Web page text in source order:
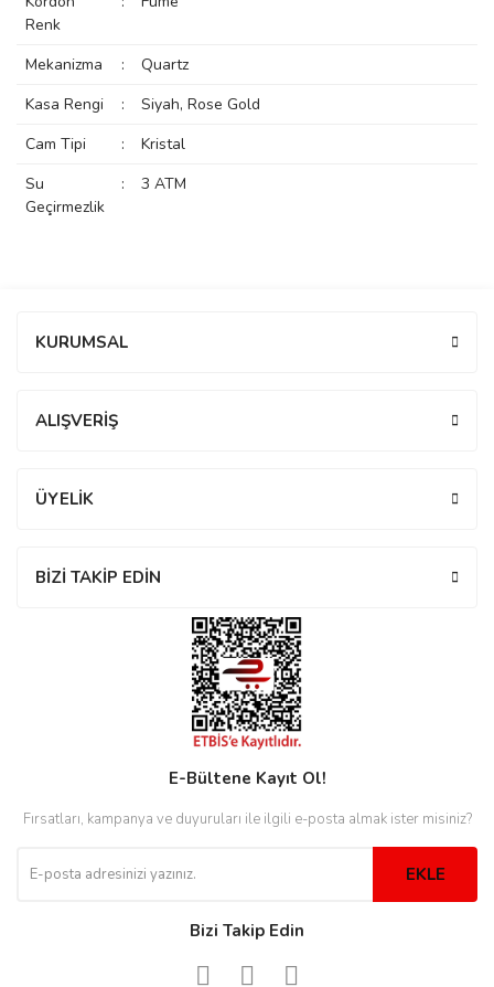
Renk
Mekanizma :
Quartz
Kasa Rengi
:
Siyah, Rose Gold
Cam Tipi
:
Kristal
Su
Geçirmezlik
: 3 ATM
KURUMSAL
ALIŞVERİŞ
ÜYELİK
BİZİ TAKİP EDİN
E-Bültene Kayıt Ol!
Fırsatları, kampanya ve duyuruları ile ilgili e-posta almak ister misiniz?
EKLE
Bizi Takip Edin